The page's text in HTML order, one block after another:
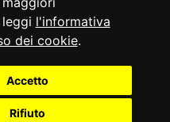
l'informativa
dei cookie.
Accetto
Rifiuto